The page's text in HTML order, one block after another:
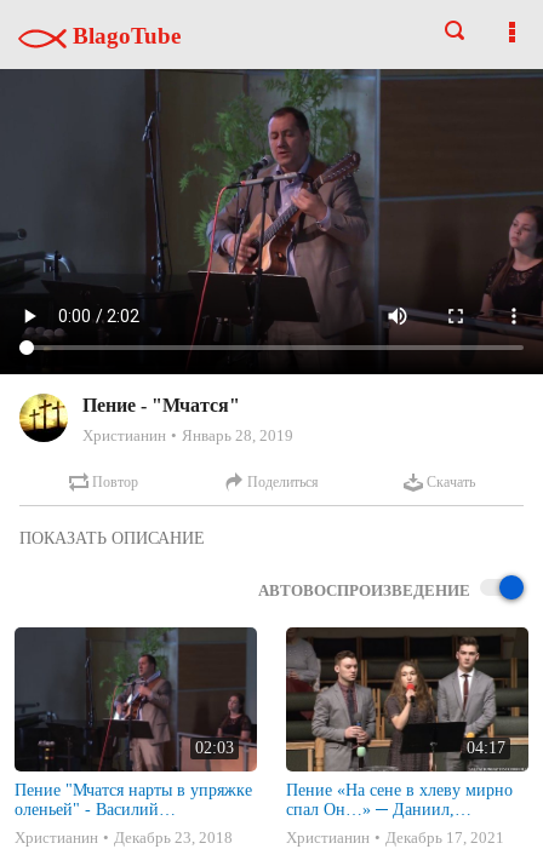
BlagoTube
Пение - "Мчатся"
Христианин Январь 28, 2019
Повтор Поделиться Скачать
Часть Служения 07/16/2017. Утро.
АВТОВОСПРОИЗВЕДЕНИЕ
02:03
Пение "Мчатся нарты в упряжке
оленьей" - Василий
Перебиковский
Христианин Декабрь 23, 2018
04:17
Пение «На сене в хлеву мирно
спал Он…» ─ Даниил,
Дженнифер и Рувим Стуковы
Христианин Декабрь 17, 2021